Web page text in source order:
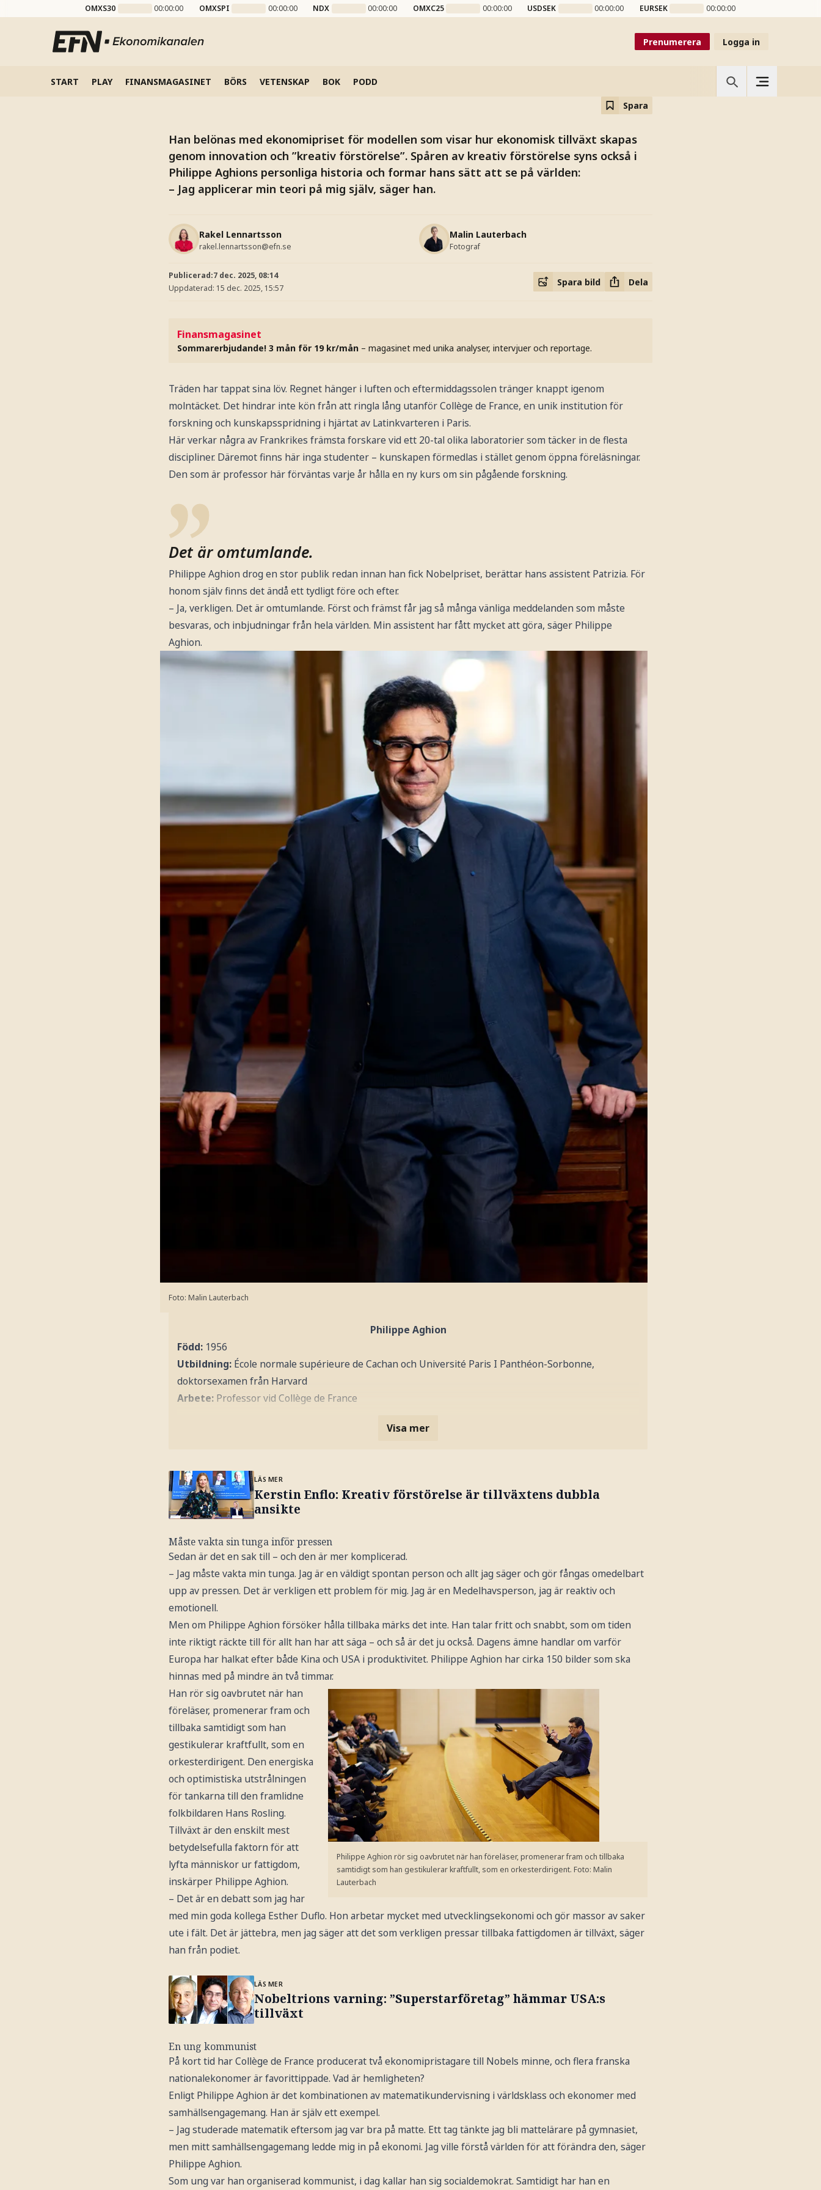
OMXS30 00:00:00 OMXSPI 00:00:00 NDX 00:00:00 OMXC25 00:00:00 USDSEK 00:00:00 EURSEK 00:00:00
Prenumerera Logga in
START PLAY FINANSMAGASINET BÖRS VETENSKAP BOK PODD
inre motor
Ekonomipristagaren som gjort förändring till sitt livsverk.
Spara
Han belönas med ekonomipriset för modellen som visar hur ekonomisk tillväxt skapas
genom innovation och ”kreativ förstörelse”. Spåren av kreativ förstörelse syns också i
Philippe Aghions personliga historia och formar hans sätt att se på världen:
– Jag applicerar min teori på mig själv, säger han.
Rakel Lennartsson
rakel.lennartsson@efn.se
Malin Lauterbach
Fotograf
Publicerad:7 dec. 2025, 08:14
Uppdaterad: 15 dec. 2025, 15:57
Spara bild Dela
Finansmagasinet
Sommarerbjudande! 3 mån för 19 kr/mån – magasinet med unika analyser, intervjuer och reportage.
Träden har tappat sina löv. Regnet hänger i luften och eftermiddagssolen tränger knappt igenom
molntäcket. Det hindrar inte kön från att ringla lång utanför Collège de France, en unik institution för
forskning och kunskapsspridning i hjärtat av Latinkvarteren i Paris.
Här verkar några av Frankrikes främsta forskare vid ett 20-tal olika laboratorier som täcker in de flesta
discipliner. Däremot finns här inga studenter – kunskapen förmedlas i stället genom öppna föreläsningar.
Den som är professor här förväntas varje år hålla en ny kurs om sin pågående forskning.
Det är omtumlande.
Philippe Aghion drog en stor publik redan innan han fick Nobelpriset, berättar hans assistent Patrizia. För
honom själv finns det ändå ett tydligt före och efter.
– Ja, verkligen. Det är omtumlande. Först och främst får jag så många vänliga meddelanden som måste
besvaras, och inbjudningar från hela världen. Min assistent har fått mycket att göra, säger Philippe
Aghion.
Foto: Malin Lauterbach
Philippe Aghion
Född: 1956
Utbildning: École normale supérieure de Cachan och Université Paris I Panthéon-Sorbonne,
doktorsexamen från Harvard
Arbete: Professor vid Collège de France
Visa mer
LÄS MER
Kerstin Enflo: Kreativ förstörelse är tillväxtens dubbla
ansikte
Måste vakta sin tunga inför pressen
Sedan är det en sak till – och den är mer komplicerad.
– Jag måste vakta min tunga. Jag är en väldigt spontan person och allt jag säger och gör fångas omedelbart
upp av pressen. Det är verkligen ett problem för mig. Jag är en Medelhavsperson, jag är reaktiv och
emotionell.
Men om Philippe Aghion försöker hålla tillbaka märks det inte. Han talar fritt och snabbt, som om tiden
inte riktigt räckte till för allt han har att säga – och så är det ju också. Dagens ämne handlar om varför
Europa har halkat efter både Kina och USA i produktivitet. Philippe Aghion har cirka 150 bilder som ska
hinnas med på mindre än två timmar.
Philippe Aghion rör sig oavbrutet när han föreläser, promenerar fram och tillbaka
samtidigt som han gestikulerar kraftfullt, som en orkesterdirigent. Foto: Malin
Lauterbach
Han rör sig oavbrutet när han
föreläser, promenerar fram och
tillbaka samtidigt som han
gestikulerar kraftfullt, som en
orkesterdirigent. Den energiska
och optimistiska utstrålningen
för tankarna till den framlidne
folkbildaren Hans Rosling.
Tillväxt är den enskilt mest
betydelsefulla faktorn för att
lyfta människor ur fattigdom,
inskärper Philippe Aghion.
– Det är en debatt som jag har
med min goda kollega Esther Duflo. Hon arbetar mycket med utvecklingsekonomi och gör massor av saker
ute i fält. Det är jättebra, men jag säger att det som verkligen pressar tillbaka fattigdomen är tillväxt, säger
han från podiet.
LÄS MER
Nobeltrions varning: ”Superstarföretag” hämmar USA:s
tillväxt
En ung kommunist
På kort tid har Collège de France producerat två ekonomipristagare till Nobels minne, och flera franska
nationalekonomer är favorittippade. Vad är hemligheten?
Enligt Philippe Aghion är det kombinationen av matematikundervisning i världsklass och ekonomer med
samhällsengagemang. Han är själv ett exempel.
– Jag studerade matematik eftersom jag var bra på matte. Ett tag tänkte jag bli mattelärare på gymnasiet,
men mitt samhällsengagemang ledde mig in på ekonomi. Jag ville förstå världen för att förändra den, säger
Philippe Aghion.
Som ung var han organiserad kommunist, i dag kallar han sig socialdemokrat. Samtidigt har han en